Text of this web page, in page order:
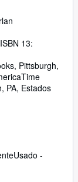
ISBN 13:
Pittsburgh,
Time
PA, Estados
Usado -